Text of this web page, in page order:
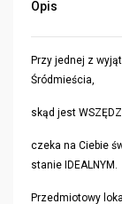
Opis
Przy jednej z
Śródmieścia,
skąd jest
czeka na Ciebie
stanie IDEALNYM.
Przedmiotowy